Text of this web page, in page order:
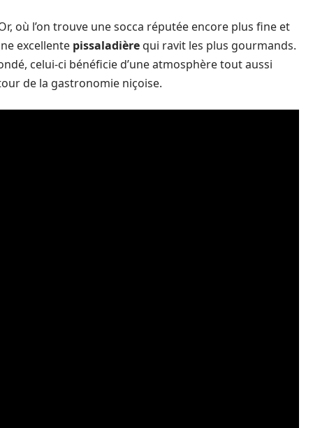
où l’on trouve une socca réputée encore plus fine et
excellente pissaladièrequi ravit les plus gourmands.
celui-ci bénéficie d’une atmosphère tout aussi
de la gastronomie niçoise.